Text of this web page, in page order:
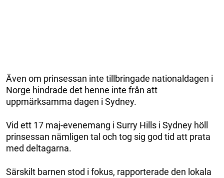
Även om prinsessan inte tillbringade nationaldagen i
Norge hindrade det henne inte från att
uppmärksamma dagen i Sydney.
Vid ett 17 maj-evenemang i Surry Hills i Sydney höll
prinsessan nämligen tal och tog sig god tid att prata
med deltagarna.
Särskilt barnen stod i fokus, rapporterade den lokala